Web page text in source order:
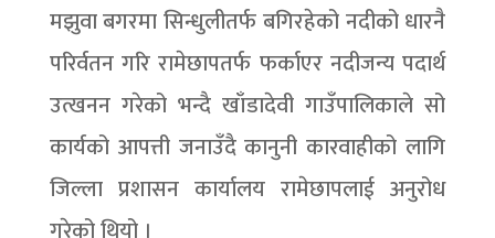
मझुवा बगरमा सिन्धुलीतर्फ बगिरहेको नदीको धारनै
परिर्वतन गरि रामेछापतर्फ फर्काएर नदीजन्य पदार्थ
उत्खनन गरेको भन्दै खाँडादेवी गाउँपालिकाले सो
कार्यको आपत्ती जनाउँदै कानुनी कारवाहीको लागि
जिल्ला प्रशासन कार्यालय रामेछापलाई अनुरोध